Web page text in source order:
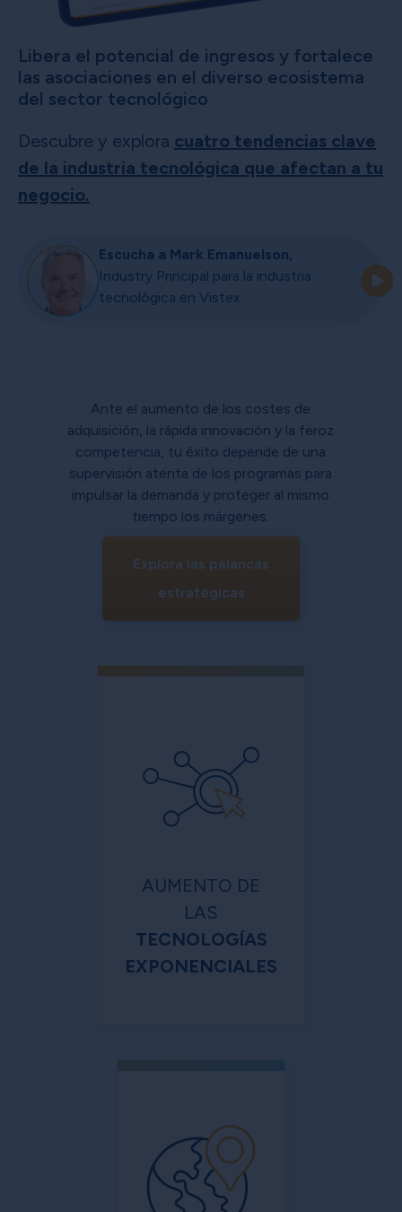
Libera el potencial de ingresos y fortalece
las asociaciones en el diverso ecosistema
del sector tecnológico
Descubre y explora cuatro tendencias clave
de la industria tecnológica que afectan a tu
negocio.
Escucha a Mark Emanuelson,
Industry Principal para la industria
tecnológica en Vistex
Ante el aumento de los costes de
adquisición, la rápida innovación y la feroz
competencia, tu éxito depende de una
supervisión atenta de los programas para
impulsar la demanda y proteger al mismo
tiempo los márgenes.
Explora las palancas
estratégicas
AUMENTO DE
LAS
TECNOLOGÍAS
EXPONENCIALES